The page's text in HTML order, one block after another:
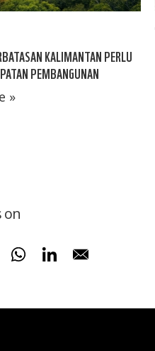
KALIMANTAN PERLU
PEMBANGUNAN
»
on